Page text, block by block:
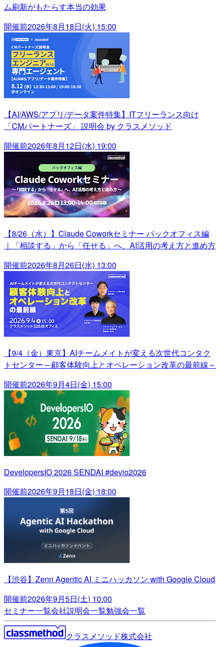
ム刷新がもたらす本当の効果
開催前2026年8月18日(火) 15:00
【AI/AWS/アプリ/データ案件特集】ITフリーランス向け
「CMパートナーズ」 説明会 by クラスメソッド
開催前2026年8月12日(水) 19:00
【8/26（水）】Claude Coworkセミナー バックオフィス編
｜「相談する」から「任せる」へ、AI活用の考え方と進め方
開催前2026年8月26日(水) 13:00
【9/4（金）東京】AIチームメイトが変える次世代コンタク
トセンター～顧客体験向上とオペレーション改革の最前線～
開催前2026年9月4日(金) 15:00
DevelopersIO 2026 SENDAI #devio2026
開催前2026年9月18日(金) 18:00
【渋谷】Zenn Agentic AI ミニハッカソン with Google Cloud
開催前2026年9月5日(土) 10:00
セミナー一覧会社説明会一覧勉強会一覧
クラスメソッド株式会社